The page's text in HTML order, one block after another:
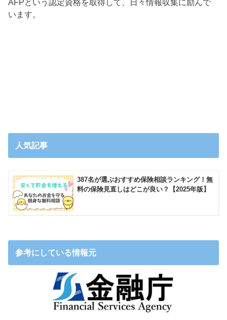
AFPという認定資格を取得して、日々情報収集に励んで
います。
人気記事
387名が選ぶおすすめ保険相談ランキング！無
料の保険見直しはどこが良い？【2025年版】
参考にしている情報元